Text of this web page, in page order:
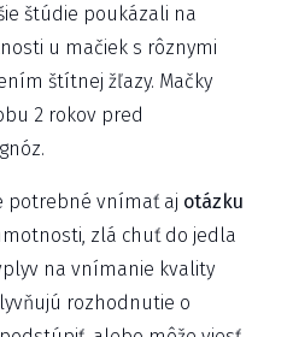
štúdie poukázali na
u mačiek s rôznymi
štítnej žľazy. Mačky
2 rokov pred
potrebné vnímať aj otázku
zlá chuť do jedla
na vnímanie kvality
rozhodnutie o